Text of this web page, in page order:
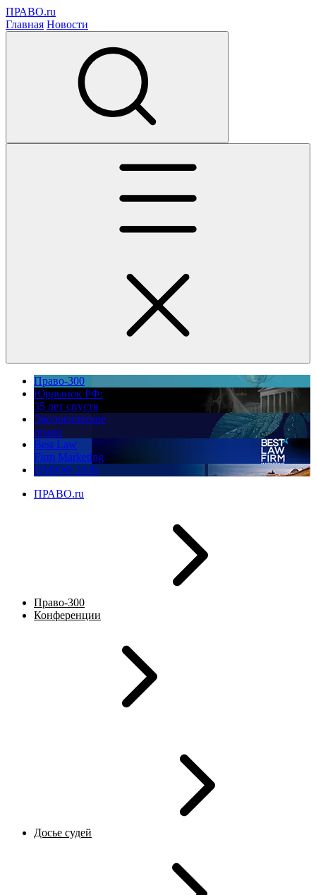
ПРАВО.ru
Главная Новости
Право-300
Юррынок РФ:
35 лет спустя
Экологическое
право
Best Law
Firm Marketing
ПМЮФ 2026
ПРАВО.ru
Право-300
Конференции
Досье судей